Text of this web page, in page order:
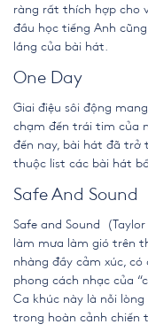
ràng rất thích hợp cho
đầu học tiếng Anh
lắng của bài hát.
One Day
Giai điệu sôi động
chạm đến trái tim của
đến nay, bài hát đã trở
thuộc list các bài hát
Safe And Sound
Safe and Sound
làm mưa làm gió trên
nhàng đầy cảm xúc,
phong cách nhạc của
Ca khúc này là nỗi
trong hoàn cảnh chiến